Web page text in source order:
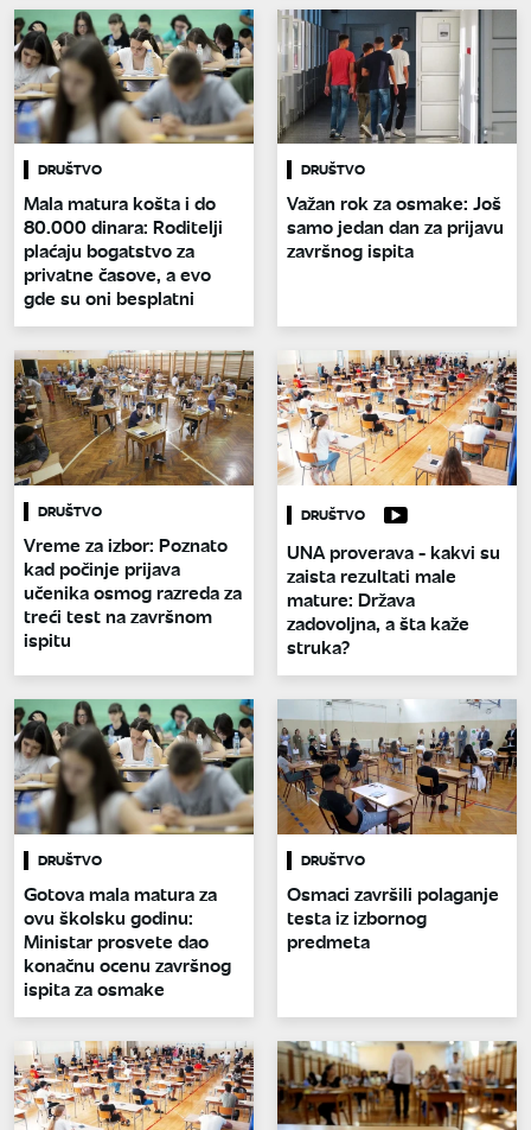
DRUŠTVO
Mala matura košta i do
80.000 dinara: Roditelji
plaćaju bogatstvo za
privatne časove, a evo
gde su oni besplatni
DRUŠTVO
Važan rok za osmake: Još
samo jedan dan za prijavu
završnog ispita
DRUŠTVO
Vreme za izbor: Poznato
kad počinje prijava
učenika osmog razreda za
treći test na završnom
ispitu
DRUŠTVO
UNA proverava - kakvi su
zaista rezultati male
mature: Država
zadovoljna, a šta kaže
struka?
DRUŠTVO
Gotova mala matura za
ovu školsku godinu:
Ministar prosvete dao
konačnu ocenu završnog
ispita za osmake
DRUŠTVO
Osmaci završili polaganje
testa iz izbornog
predmeta